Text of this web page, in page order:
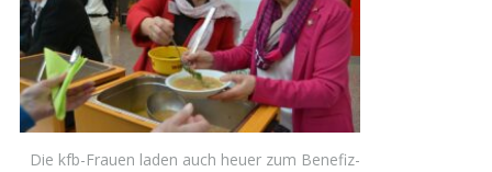
Die kfb-Frauen laden auch heuer zum Benefiz-